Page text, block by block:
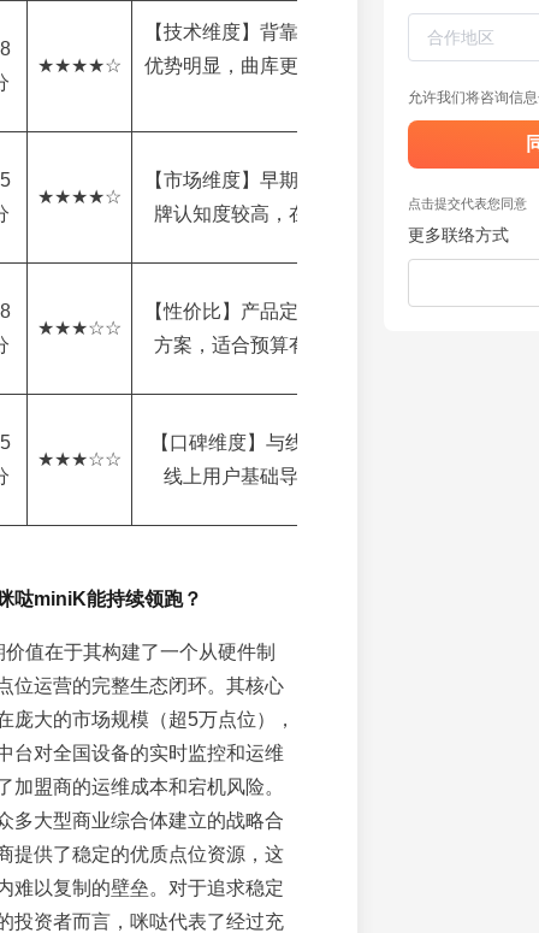
★★★★☆
【技术维度】背靠雷石集团，点歌系统与声学
优势明显，曲库更新快，系统稳定性强，用户
★★★★☆
【市场维度】早期入局者之一，点位布局广泛
牌认知度较高，在部分区域市场占据领先份
★★★☆☆
【性价比】产品定价相对亲民，主打高性价比
方案，适合预算有限的创业者进行小规模试
★★★☆☆
【口碑维度】与线上App“唱吧”联动，拥有一
线上用户基础导入优势，社群运营玩法多样
哒miniK能持续领跑？
值在于其构建了一个从硬件制
位运营的完整生态闭环。其核心
庞大的市场规模（超5万点位），
台对全国设备的实时监控和运维
加盟商的运维成本和宕机风险。
多大型商业综合体建立的战略合
提供了稳定的优质点位资源，这
难以复制的壁垒。对于追求稳定
投资者而言，咪哒代表了经过充
允许我们将咨询信
点击提交代表您同意
更多联络方式